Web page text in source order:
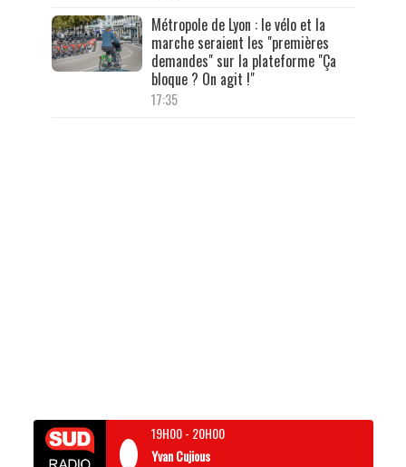
Métropole de Lyon : le vélo et la
marche seraient les "premières
demandes" sur la plateforme "Ça
bloque ? On agit !"
17:35
19H00- 20H00
Yvan Cujious